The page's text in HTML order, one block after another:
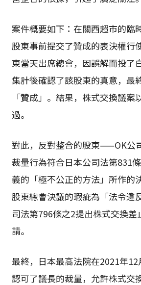
案件概要如下：在關西超市的臨
股東事前提交了贊成的表決權行
東當天出席總會，因誤解而投了
集計後確認了該股東的真意，最
「贊成」。結果，株式交換議案
過。
對此，反對整合的股東——OK公
裁量行為符合日本公司法第831
義的「極不公正的方法」所作的
股東總會決議的瑕疵為「法令違
司法第796條之2提出株式交換差
請。
最終，日本最高法院在2021年
認可了議長的裁量，允許株式交